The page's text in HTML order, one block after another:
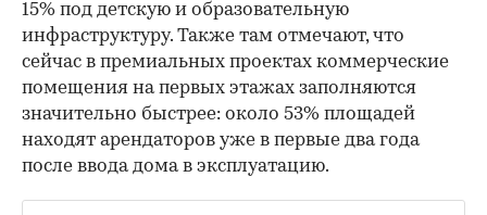
15% под детскую и образовательную
инфраструктуру. Также там отмечают, что
сейчас в премиальных проектах коммерческие
помещения на первых этажах заполняются
значительно быстрее: около 53% площадей
находят арендаторов уже в первые два года
после ввода дома в эксплуатацию.